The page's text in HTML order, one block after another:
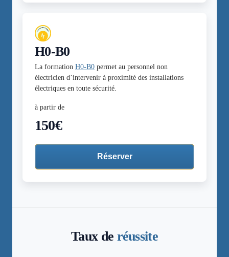
H0-B0
La formation H0-B0 permet au personnel non
électricien d’intervenir à proximité des installations
électriques en toute sécurité.
à partir de
150€
Réserver
Taux de réussite